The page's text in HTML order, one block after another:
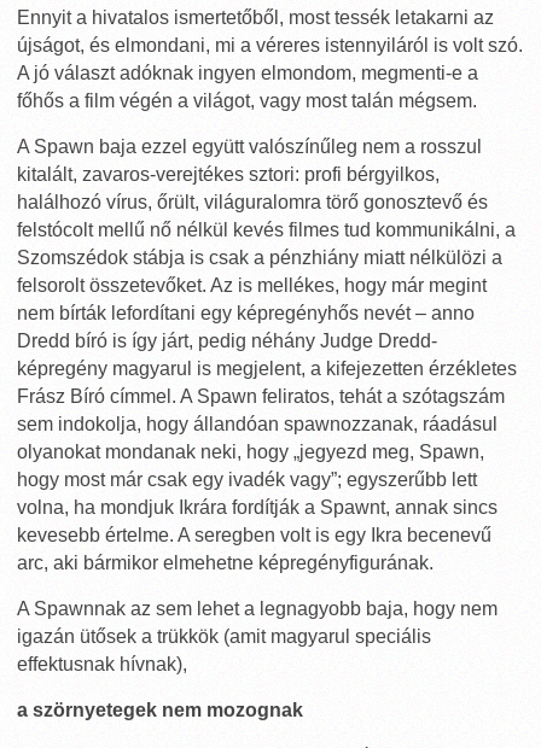
Ennyit a hivatalos ismertetőből, most tessék letakarni az
újságot, és elmondani, mi a véreres istennyiláról is volt szó.
A jó választ adóknak ingyen elmondom, megmenti-e a
főhős a film végén a világot, vagy most talán mégsem.
A Spawn baja ezzel együtt valószínűleg nem a rosszul
kitalált, zavaros-verejtékes sztori: profi bérgyilkos,
halálhozó vírus, őrült, világuralomra törő gonosztevő és
felstócolt mellű nő nélkül kevés filmes tud kommunikálni, a
Szomszédok stábja is csak a pénzhiány miatt nélkülözi a
felsorolt összetevőket. Az is mellékes, hogy már megint
nem bírták lefordítani egy képregényhős nevét – anno
Dredd bíró is így járt, pedig néhány Judge Dredd-
képregény magyarul is megjelent, a kifejezetten érzékletes
Frász Bíró címmel. A Spawn feliratos, tehát a szótagszám
sem indokolja, hogy állandóan spawnozzanak, ráadásul
olyanokat mondanak neki, hogy „jegyezd meg, Spawn,
hogy most már csak egy ivadék vagy”; egyszerűbb lett
volna, ha mondjuk Ikrára fordítják a Spawnt, annak sincs
kevesebb értelme. A seregben volt is egy Ikra becenevű
arc, aki bármikor elmehetne képregényfigurának.
A Spawnnak az sem lehet a legnagyobb baja, hogy nem
igazán ütősek a trükkök (amit magyarul speciális
effektusnak hívnak),
a szörnyetegek nem mozognak